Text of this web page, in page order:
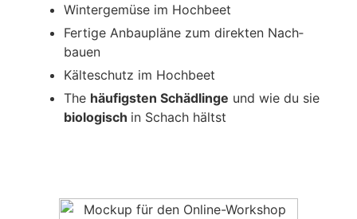
Win­ter­ge­mü­se im Hoch­beet
Fer­ti­ge Anbau­plä­ne zum direk­ten Nach­
bau­en
Käl­te­schutz im Hoch­beet
The häu­figs­ten Schäd­lin­ge und wie du sie
bio­lo­gisch in Schach hältst